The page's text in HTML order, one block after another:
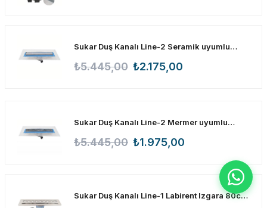
Sukar Duş Kanalı Line-2 Seramik uyumlu
60cm 1154-1256023-01
₺5.445,00 ₺2.175,00
Sukar Duş Kanalı Line-2 Mermer uyumlu
60cm 1154-1306023-01
₺5.445,00 ₺1.975,00
Sukar Duş Kanalı Line-1 Labirent Izgara 80cm